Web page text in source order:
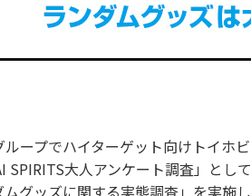
ープでハイターゲット向けトイホ
SPIRITS大人アンケート調査」と
グッズに関する実態調査」を実施